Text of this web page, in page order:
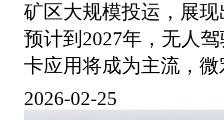
矿区大规模投运，展
预计到2027年，无人
卡应用将成为主流，
2026-02-25